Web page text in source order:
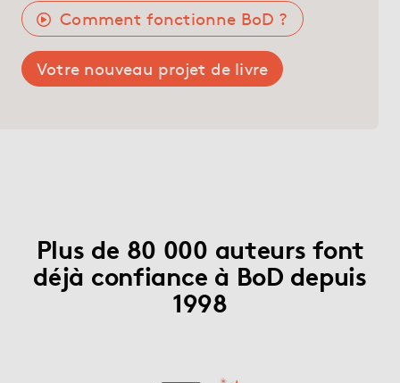
Comment fonctionne BoD ?
Votre nouveau projet de livre
Plus de 80 000 auteurs font
déjà confiance à BoD depuis
1998